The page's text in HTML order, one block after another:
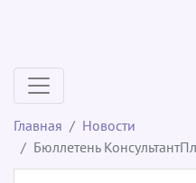
Главная
Новости
Бюллетень